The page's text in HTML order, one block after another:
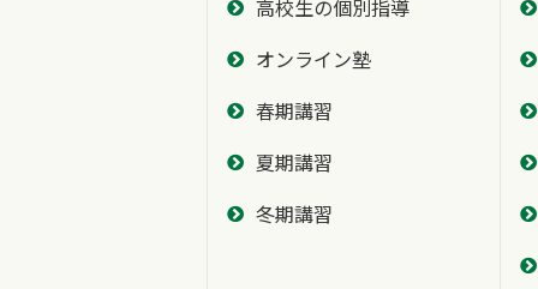
高校生の個別指導
オンライン塾
春期講習
夏期講習
冬期講習